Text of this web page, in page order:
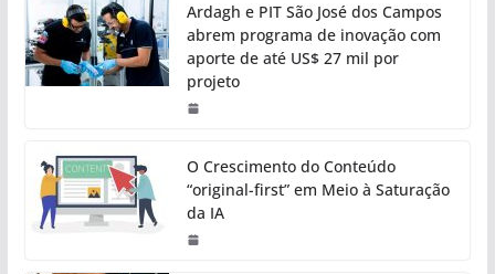
Ardagh e PIT São José dos Campos
abrem programa de inovação com
aporte de até US$ 27 mil por
projeto
O Crescimento do Conteúdo
“original-first” em Meio à Saturação
da IA